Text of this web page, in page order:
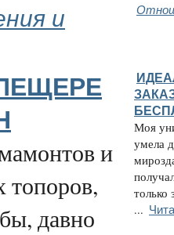
и
и
топоров,
давно
Моя
умела
только
...